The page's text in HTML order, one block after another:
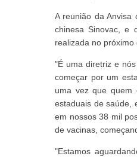
A reunião da Anvisa
chinesa Sinovac, e
realizada no próximo
"É uma diretriz e
começar por um
uma vez que quem
estaduais de saúde,
em nossos 38 mil
de vacinas,
"Estamos